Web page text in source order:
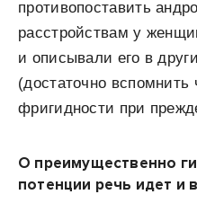
противопоставить
расстройствам у
и описывали его в
(достаточно вспомнить
фригидности при
О преимущественно
потенции речь идет и